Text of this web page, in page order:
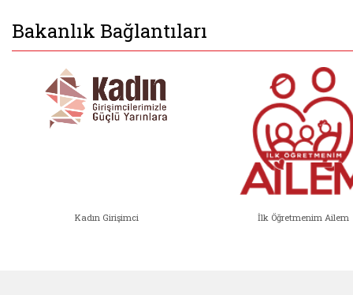
Bakanlık Bağlantıları
Kadın Girişimci İlk Öğretmenim Ailem